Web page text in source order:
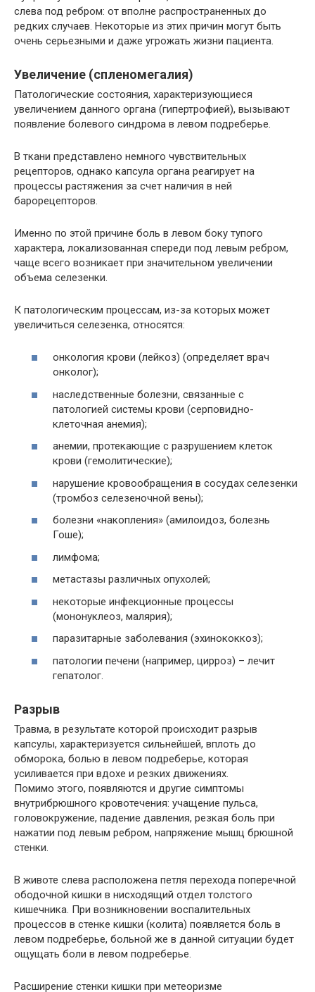
слева под ребром: от вполне распространенных до
редких случаев. Некоторые из этих причин могут быть
очень серьезными и даже угрожать жизни пациента.
Увеличение (спленомегалия)
Патологические состояния, характеризующиеся
увеличением данного органа (гипертрофией), вызывают
появление болевого синдрома в левом подреберье.
В ткани представлено немного чувствительных
рецепторов, однако капсула органа реагирует на
процессы растяжения за счет наличия в ней
барорецепторов.
Именно по этой причине боль в левом боку тупого
характера, локализованная спереди под левым ребром,
чаще всего возникает при значительном увеличении
объема селезенки.
К патологическим процессам, из-за которых может
увеличиться селезенка, относятся:
онкология крови (лейкоз) (определяет врач
онколог);
наследственные болезни, связанные с
патологией системы крови (серповидно-
клеточная анемия);
анемии, протекающие с разрушением клеток
крови (гемолитические);
нарушение кровообращения в сосудах селезенки
(тромбоз селезеночной вены);
болезни «накопления» (амилоидоз, болезнь
Гоше);
лимфома;
метастазы различных опухолей;
некоторые инфекционные процессы
(мононуклеоз, малярия);
паразитарные заболевания (эхинококкоз);
патологии печени (например, цирроз) – лечит
гепатолог.
Разрыв
Травма, в результате которой происходит разрыв
капсулы, характеризуется сильнейшей, вплоть до
обморока, болью в левом подреберье, которая
усиливается при вдохе и резких движениях.
Помимо этого, появляются и другие симптомы
внутрибрюшного кровотечения: учащение пульса,
головокружение, падение давления, резкая боль при
нажатии под левым ребром, напряжение мышц брюшной
стенки.
В животе слева расположена петля перехода поперечной
ободочной кишки в нисходящий отдел толстого
кишечника. При возникновении воспалительных
процессов в стенке кишки (колита) появляется боль в
левом подреберье, больной же в данной ситуации будет
ощущать боли в левом подреберье.
Расширение стенки кишки при метеоризме